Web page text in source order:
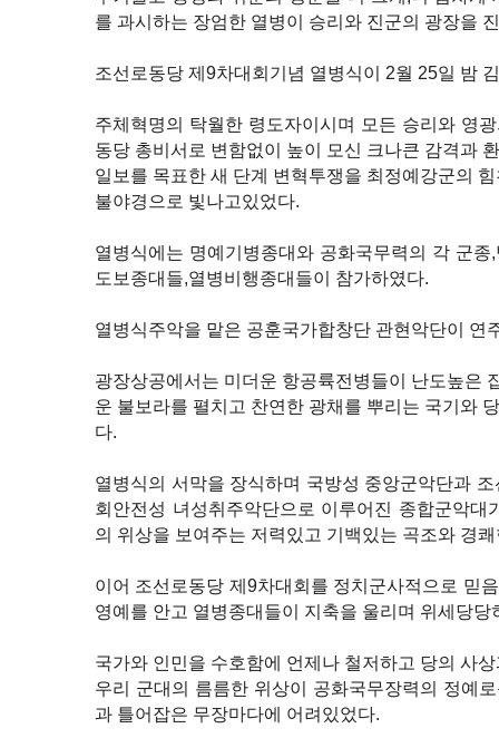
를 과시하는 장엄한 열병이 승리와 진군의 광장을
조선로동당 제9차대회기념 열병식이 2월 25일 밤
주체혁명의 탁월한 령도자이시며 모든 승리와 영
동당 총비서로 변함없이 높이 모신 크나큰 감격과
일보를 목표한 새 단계 변혁투쟁을 최정예강군의
불야경으로 빛나고있었다.
열병식에는 명예기병종대와 공화국무력의 각 군
도보종대들,열병비행종대들이 참가하였다.
열병식주악을 맡은 공훈국가합창단 관현악단이 연
광장상공에서는 미더운 항공륙전병들이 난도높은
운 불보라를 펼치고 찬연한 광채를 뿌리는 국기와
다.
열병식의 서막을 장식하며 국방성 중앙군악단과
회안전성 녀성취주악단으로 이루어진 종합군악
의 위상을 보여주는 저력있고 기백있는 곡조와 경
이어 조선로동당 제9차대회를 정치군사적으로 믿
영예를 안고 열병종대들이 지축을 울리며 위세당당
국가와 인민을 수호함에 언제나 철저하고 당의 사
우리 군대의 름름한 위상이 공화국무장력의 정예
과 틀어잡은 무장마다에 어려있었다.